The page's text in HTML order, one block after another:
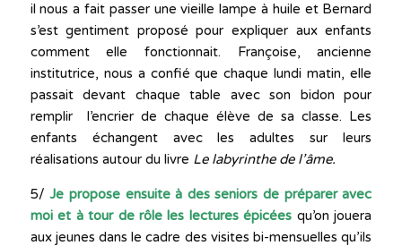
il nous a fait passer une vieille lampe à huile et Bernard
s’est gentiment proposé pour expliquer aux enfants
comment elle fonctionnait. Françoise, ancienne
institutrice, nous a confié que chaque lundi matin, elle
passait devant chaque table avec son bidon pour
remplir l’encrier de chaque élève de sa classe. Les
enfants échangent avec les adultes sur leurs
réalisations autour du livre Le labyrinthe de l’âme.
5/Je propose ensuite à des seniors de préparer avec
moi et à tour de rôle les lectures épicées qu’on jouera
aux jeunes dans le cadre des visites bi-mensuelles qu’ils